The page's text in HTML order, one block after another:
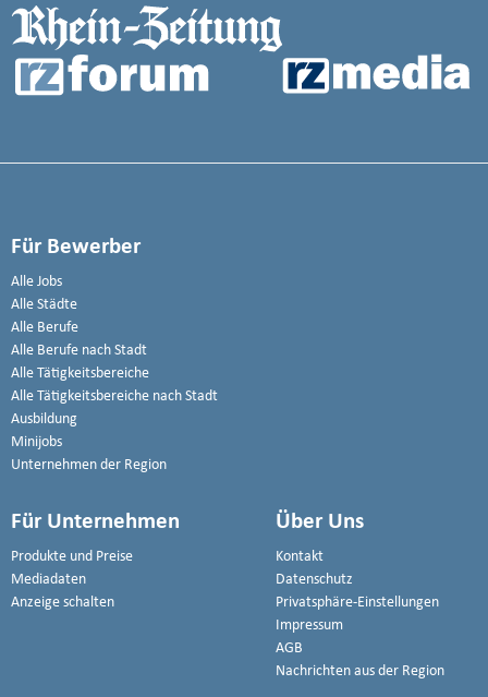
Für Bewerber
Alle Jobs
Alle Städte
Alle Berufe
Alle Berufe nach Stadt
Alle Tätigkeitsbereiche
Alle Tätigkeitsbereiche nach Stadt
Ausbildung
Minijobs
Unternehmen der Region
Für Unternehmen
Produkte und Preise
Mediadaten
Anzeige schalten
Über Uns
Kontakt
Datenschutz
Privatsphäre-Einstellungen
Impressum
AGB
Nachrichten aus der Region